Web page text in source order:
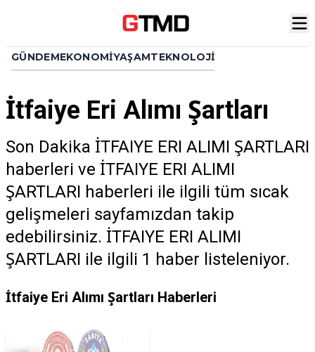
GÜNDEMEKONOMIYAŞAMTEKNOLOJI
İtfaiye Eri Alımı Şartları
Son Dakika İTFAIYE ERI ALIMI ŞARTLARI
haberleri ve İTFAIYE ERI ALIMI
ŞARTLARI haberleri ile ilgili tüm sıcak
gelişmeleri sayfamızdan takip
edebilirsiniz. İTFAIYE ERI ALIMI
ŞARTLARI ile ilgili 1 haber listeleniyor.
İtfaiye Eri Alımı Şartları Haberleri